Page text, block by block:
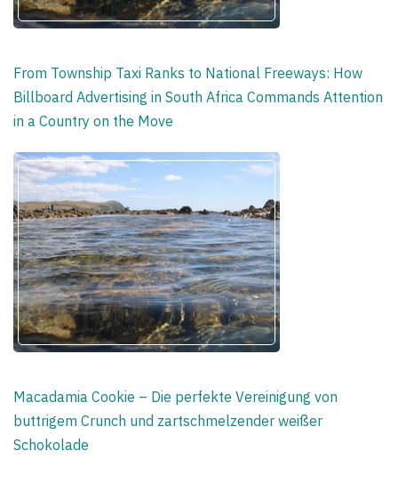
From Township Taxi Ranks to National Freeways: How
Billboard Advertising in South Africa Commands Attention
in a Country on the Move
Macadamia Cookie – Die perfekte Vereinigung von
buttrigem Crunch und zartschmelzender weißer
Schokolade